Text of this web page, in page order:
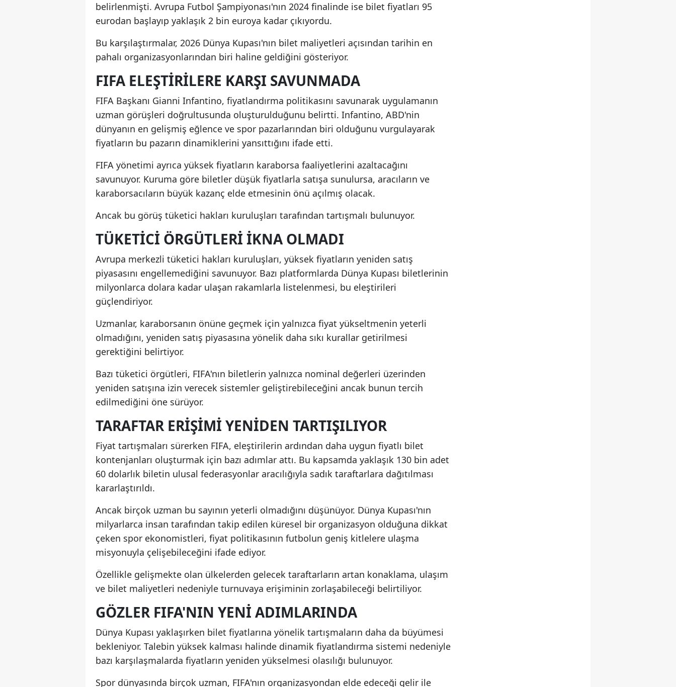
belirlenmişti. Avrupa Futbol Şampiyonası'nın 2024 finalinde ise bilet fiyatları 95
eurodan başlayıp yaklaşık 2 bin euroya kadar çıkıyordu.
Bu karşılaştırmalar, 2026 Dünya Kupası'nın bilet maliyetleri açısından tarihin en
pahalı organizasyonlarından biri haline geldiğini gösteriyor.
FIFA ELEŞTIRILERE KARŞI SAVUNMADA
FIFA Başkanı Gianni Infantino, fiyatlandırma politikasını savunarak uygulamanın
uzman görüşleri doğrultusunda oluşturulduğunu belirtti. Infantino, ABD'nin
dünyanın en gelişmiş eğlence ve spor pazarlarından biri olduğunu vurgulayarak
fiyatların bu pazarın dinamiklerini yansıttığını ifade etti.
FIFA yönetimi ayrıca yüksek fiyatların karaborsa faaliyetlerini azaltacağını
savunuyor. Kuruma göre biletler düşük fiyatlarla satışa sunulursa, aracıların ve
karaborsacıların büyük kazanç elde etmesinin önü açılmış olacak.
Ancak bu görüş tüketici hakları kuruluşları tarafından tartışmalı bulunuyor.
TÜKETICI ÖRGÜTLERI IKNA OLMADI
Avrupa merkezli tüketici hakları kuruluşları, yüksek fiyatların yeniden satış
piyasasını engellemediğini savunuyor. Bazı platformlarda Dünya Kupası biletlerinin
milyonlarca dolara kadar ulaşan rakamlarla listelenmesi, bu eleştirileri
güçlendiriyor.
Uzmanlar, karaborsanın önüne geçmek için yalnızca fiyat yükseltmenin yeterli
olmadığını, yeniden satış piyasasına yönelik daha sıkı kurallar getirilmesi
gerektiğini belirtiyor.
Bazı tüketici örgütleri, FIFA'nın biletlerin yalnızca nominal değerleri üzerinden
yeniden satışına izin verecek sistemler geliştirebileceğini ancak bunun tercih
edilmediğini öne sürüyor.
TARAFTAR ERIŞIMI YENIDEN TARTIŞILIYOR
Fiyat tartışmaları sürerken FIFA, eleştirilerin ardından daha uygun fiyatlı bilet
kontenjanları oluşturmak için bazı adımlar attı. Bu kapsamda yaklaşık 130 bin adet
60 dolarlık biletin ulusal federasyonlar aracılığıyla sadık taraftarlara dağıtılması
kararlaştırıldı.
Ancak birçok uzman bu sayının yeterli olmadığını düşünüyor. Dünya Kupası'nın
milyarlarca insan tarafından takip edilen küresel bir organizasyon olduğuna dikkat
çeken spor ekonomistleri, fiyat politikasının futbolun geniş kitlelere ulaşma
misyonuyla çelişebileceğini ifade ediyor.
Özellikle gelişmekte olan ülkelerden gelecek taraftarların artan konaklama, ulaşım
ve bilet maliyetleri nedeniyle turnuvaya erişiminin zorlaşabileceği belirtiliyor.
GÖZLER FIFA'NIN YENI ADIMLARINDA
Dünya Kupası yaklaşırken bilet fiyatlarına yönelik tartışmaların daha da büyümesi
bekleniyor. Talebin yüksek kalması halinde dinamik fiyatlandırma sistemi nedeniyle
bazı karşılaşmalarda fiyatların yeniden yükselmesi olasılığı bulunuyor.
Spor dünyasında birçok uzman, FIFA'nın organizasyondan elde edeceği gelir ile